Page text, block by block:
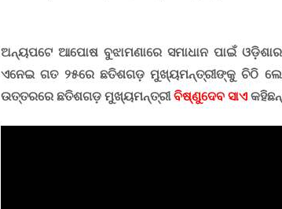
ଅନ୍ୟପଟେ ଆପୋଷ ବୁଝାମଣାରେ ସମାଧାନ ପାଇଁ
ଏନେଇ ଗତ ୨୫ରେ ଛତିଶଗଡ଼ ମୁଖ୍ୟମନ୍ତ୍ରୀଙ୍କୁ ଚିଠି
ଉତ୍ତରରେ ଛତିଶଗଡ଼ ମୁଖ୍ୟମନ୍ତ୍ରୀବିଷ୍ଣୁଦେବ ସାଏ